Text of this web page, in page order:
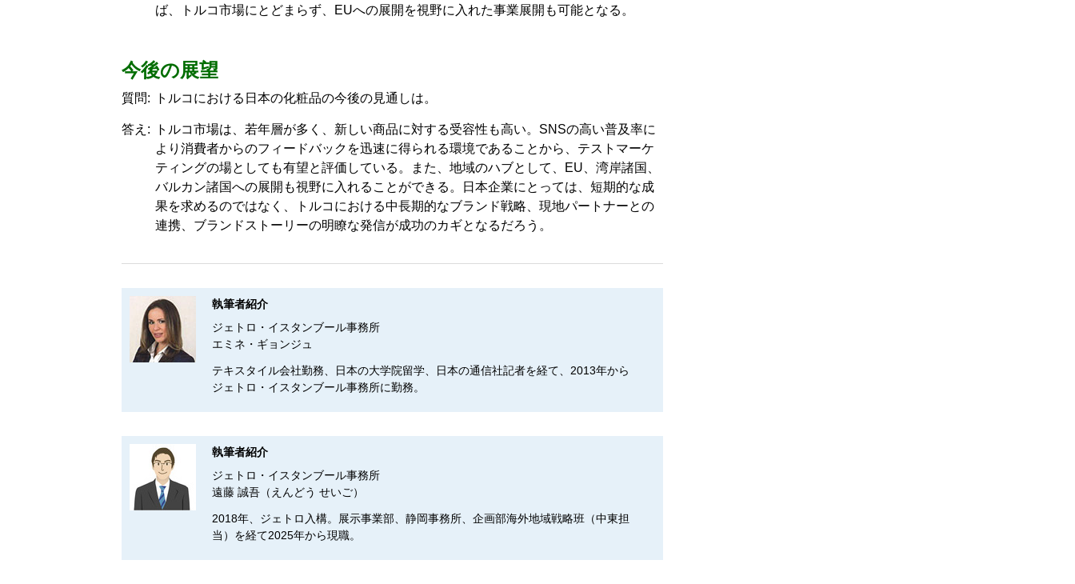
ば、トルコ市場にとどまらず、EUへの展開を視野に入れた事業展開も可能となる。
今後の展望
質問: トルコにおける日本の化粧品の今後の見通しは。
答え:
トルコ市場は、若年層が多く、新しい商品に対する受容性も高い。SNSの高い普及率に
より消費者からのフィードバックを迅速に得られる環境であることから、テストマーケ
ティングの場としても有望と評価している。また、地域のハブとして、EU、湾岸諸国、
バルカン諸国への展開も視野に入れることができる。日本企業にとっては、短期的な成
果を求めるのではなく、トルコにおける中長期的なブランド戦略、現地パートナーとの
連携、ブランドストーリーの明瞭な発信が成功のカギとなるだろう。
執筆者紹介
ジェトロ・イスタンブール事務所
エミネ・ギョンジュ
テキスタイル会社勤務、日本の大学院留学、日本の通信社記者を経て、2013年から
ジェトロ・イスタンブール事務所に勤務。
執筆者紹介
ジェトロ・イスタンブール事務所
遠藤 誠吾（えんどう せいご）
2018年、ジェトロ入構。展示事業部、静岡事務所、企画部海外地域戦略班（中東担
当）を経て2025年から現職。